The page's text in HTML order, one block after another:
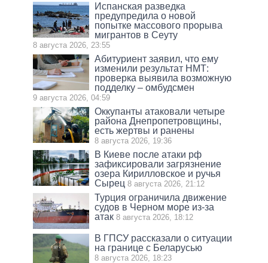
Испанская разведка
предупредила о новой
попытке массового прорыва
мигрантов в Сеуту
8 августа 2026, 23:55
Абитуриент заявил, что ему
изменили результат НМТ:
проверка выявила возможную
подделку – омбудсмен
9 августа 2026, 04:59
Оккупанты атаковали четыре
района Днепропетровщины,
есть жертвы и ранены
8 августа 2026, 19:36
В Киеве после атаки рф
зафиксировали загрязнение
озера Кирилловское и ручья
Сырец 8 августа 2026, 21:12
Турция ограничила движение
судов в Черном море из-за
атак 8 августа 2026, 18:12
В ГПСУ рассказали о ситуации
на границе с Беларусью
8 августа 2026, 18:23